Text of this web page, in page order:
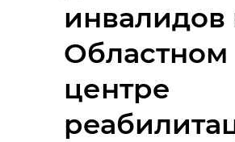
инвалидов
Областном
центре